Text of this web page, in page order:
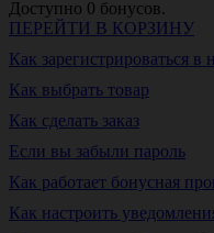
Доступно 0 бонусов.
ПЕРЕЙТИ В КОРЗИНУ
Как зарегистрироваться
Как выбрать товар
Как сделать заказ
Если вы забыли пароль
Как работает бонусная
Как настроить